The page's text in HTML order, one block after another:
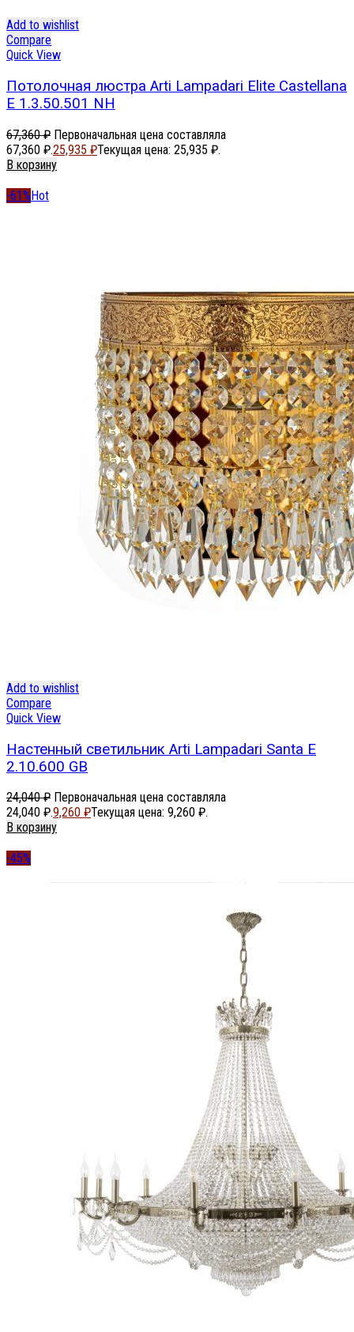
Add to wishlist
Compare
Quick View
Потолочная люстра Arti Lampadari Elite Castellana
E 1.3.50.501 NH
67,360₽ Первоначальная цена составляла
67,360 ₽.25,935 ₽Текущая цена: 25,935 ₽.
В корзину
-61%Hot
Add to wishlist
Compare
Quick View
Настенный светильник Arti Lampadari Santa E
2.10.600 GB
24,040₽ Первоначальная цена составляла
24,040 ₽.9,260 ₽Текущая цена: 9,260 ₽.
В корзину
-45%